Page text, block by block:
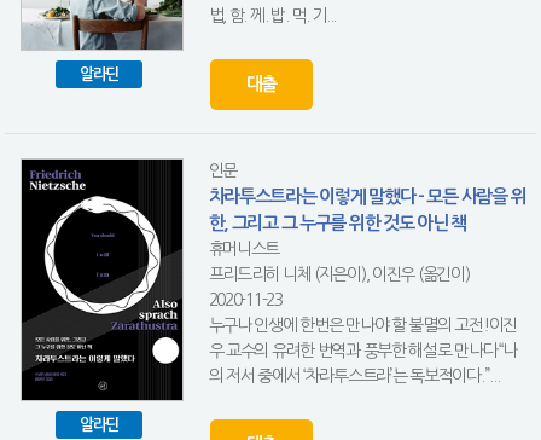
알라딘
법, 함. 께. 밥. 먹. 기...
대출
알라딘
인문
차라투스트라는 이렇게 말했다 - 모든 사람을 위
한, 그리고 그 누구를 위한 것도 아닌 책
휴머니스트
프리드리히 니체 (지은이), 이진우 (옮긴이)
2020-11-23
누구나 인생에 한번은 만나야 할 불멸의 고전!이진
우 교수의 유려한 번역과 풍부한 해설로 만나다“나
의 저서 중에서 ‘차라투스트라’는 독보적이다.”...